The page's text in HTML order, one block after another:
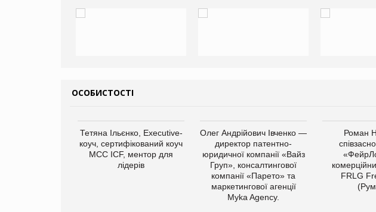
ОСОБИСТОСТІ
Тетяна Ільєнко, Executive-
коуч, сертифікований коуч
МСС ICF, ментор для
лідерів
Олег Андрійович Івченко —
директор патентно-
юридичної компанії «Вайз
Груп», консалтингової
компанії «Парето» та
маркетингової агенції
Myka Agency.
Роман
FRLG